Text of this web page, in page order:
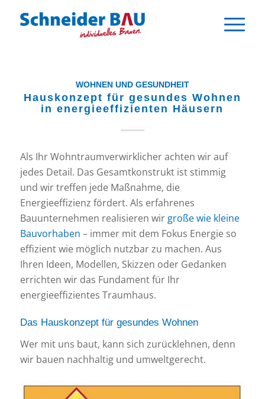
WOHNEN UND GESUNDHEIT
Hauskonzept für gesundes Wohnen
in energieeffizienten Häusern
Als Ihr Wohntraumverwirklicher achten wir auf
jedes Detail. Das Gesamtkonstrukt ist stimmig
und wir treffen jede Maßnahme, die
Energieeffizienz fördert. Als erfahrenes
Bauunternehmen realisieren wir große wie kleine
Bauvorhaben – immer mit dem Fokus Energie so
effizient wie möglich nutzbar zu machen. Aus
Ihren Ideen, Modellen, Skizzen oder Gedanken
errichten wir das Fundament für Ihr
energieeffizientes Traumhaus.
Das Hauskonzept für gesundes Wohnen
Wer mit uns baut, kann sich zurücklehnen, denn
wir bauen nachhaltig und umweltgerecht.